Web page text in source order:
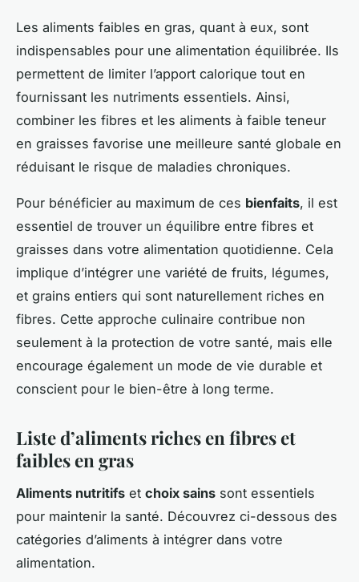
Les aliments faibles en gras, quant à eux, sont
indispensables pour une alimentation équilibrée. Ils
permettent de limiter l’apport calorique tout en
fournissant les nutriments essentiels. Ainsi,
combiner les fibres et les aliments à faible teneur
en graisses favorise une meilleure santé globale en
réduisant le risque de maladies chroniques.
Pour bénéficier au maximum de ces bienfaits, il est
essentiel de trouver un équilibre entre fibres et
graisses dans votre alimentation quotidienne. Cela
implique d’intégrer une variété de fruits, légumes,
et grains entiers qui sont naturellement riches en
fibres. Cette approche culinaire contribue non
seulement à la protection de votre santé, mais elle
encourage également un mode de vie durable et
conscient pour le bien-être à long terme.
Liste d’aliments riches en fibres et
faibles en gras
Aliments nutritifs et choix sains sont essentiels
pour maintenir la santé. Découvrez ci-dessous des
catégories d’aliments à intégrer dans votre
alimentation.